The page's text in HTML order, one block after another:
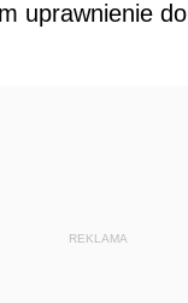
uprawnienie do
REKLAMA